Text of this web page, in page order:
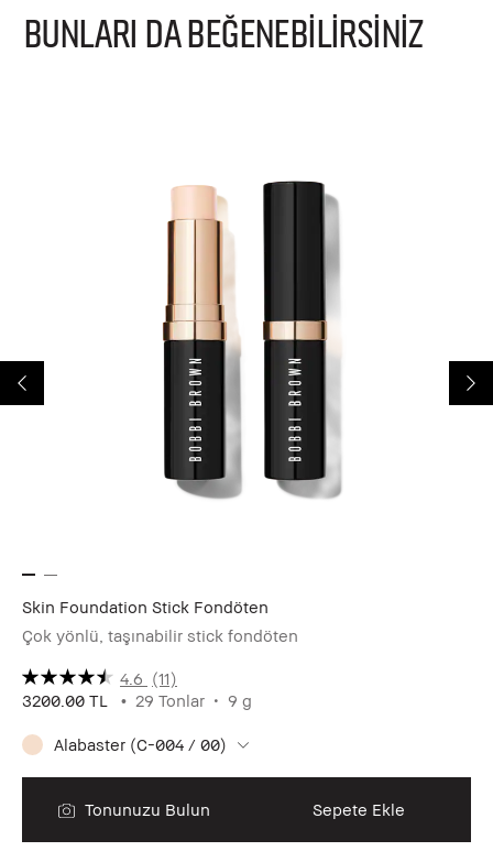
BUNLARI DA BEĞENEBİLİRSİNİZ
Skin Foundation Stick Fondöten
Çok yönlü, taşınabilir stick fondöten
4.6 (11)
3200.00 TL
29 Tonlar 9 g
Alabaster (C-004 / 00)
Tonunuzu Bulun Sepete Ekle